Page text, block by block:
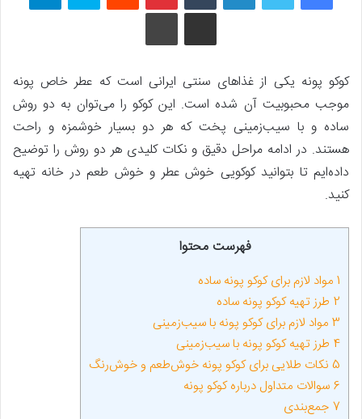
چاپ
کوکو پونه یکی از غذاهای سنتی ایرانی است که عطر خاص پونه
موجب محبوبیت آن شده است. این کوکو را می‌توان به دو روش
ساده و با سیب‌زمینی پخت که هر دو بسیار خوشمزه و راحت
هستند. در ادامه مراحل دقیق و نکات کلیدی هر دو روش را توضیح
داده‌ایم تا بتوانید کوکویی خوش عطر و خوش طعم در خانه تهیه
کنید.
فهرست محتوا
1 مواد لازم برای کوکو پونه ساده
2 طرز تهیه کوکو پونه ساده
3 مواد لازم برای کوکو پونه با سیب‌زمینی
4 طرز تهیه کوکو پونه با سیب‌زمینی
5 نکات طلایی برای کوکو پونه خوش‌طعم و خوش‌رنگ
6 سوالات متداول درباره کوکو پونه
7 جمع‌بندی